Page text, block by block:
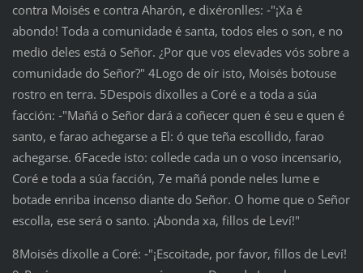
contra Moisés e contra Aharón, e dixéronlles: ‑"¡Xa é
abondo! Toda a comunidade é santa, todos eles o son, e no
medio deles está o Señor. ¿Por que vos elevades vós sobre a
comunidade do Señor?" 4Logo de oír isto, Moisés botouse
rostro en terra. 5Despois díxolles a Coré e a toda a súa
facción: ‑"Mañá o Señor dará a coñecer quen é seu e quen é
santo, e farao achegarse a El: ó que teña escollido, farao
achegarse. 6Facede isto: collede cada un o voso incensario,
Coré e toda a súa facción, 7e mañá ponde neles lume e
botade enriba incenso diante do Señor. O home que o Señor
escolla, ese será o santo. ¡Abonda xa, fillos de Leví!"
8Moisés díxolle a Coré: ‑"¡Escoitade, por favor, fillos de Leví!